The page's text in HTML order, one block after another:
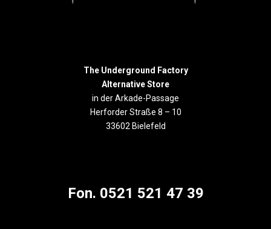
The Underground Factory
Alternative Store
in der Arkade-Passage
Herforder Straße 8 – 10
33602 Bielefeld
Fon. 0521 521 47 39